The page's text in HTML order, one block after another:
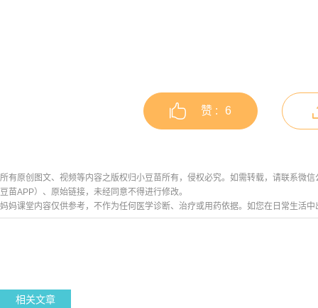
赞 : 6
所有原创图文、视频等内容之版权归小豆苗所有，侵权必究。如需转载，请联系微
豆苗APP）、原始链接，未经同意不得进行修改。
妈妈课堂内容仅供参考，不作为任何医学诊断、治疗或用药依据。如您在日常生活
相关文章